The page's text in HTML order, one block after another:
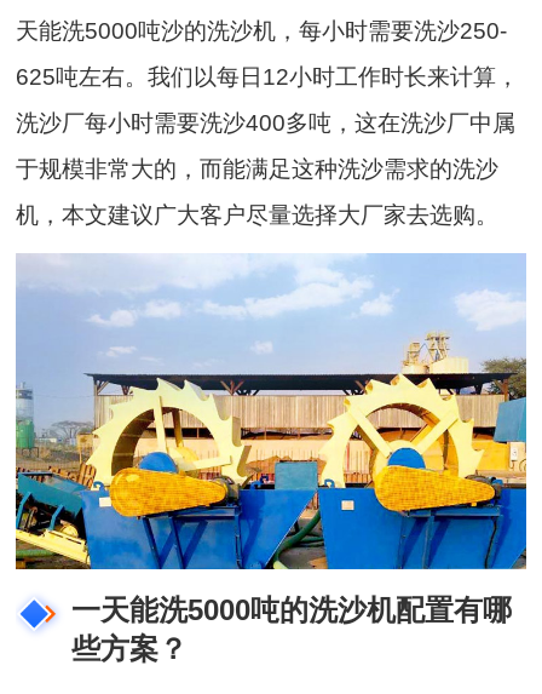
天能洗5000吨沙的洗沙机，每小时需要洗沙250-
625吨左右。我们以每日12小时工作时长来计算，
洗沙厂每小时需要洗沙400多吨，这在洗沙厂中属
于规模非常大的，而能满足这种洗沙需求的洗沙
机，本文建议广大客户尽量选择大厂家去选购。
一天能洗5000吨的洗沙机配置有哪
些方案？